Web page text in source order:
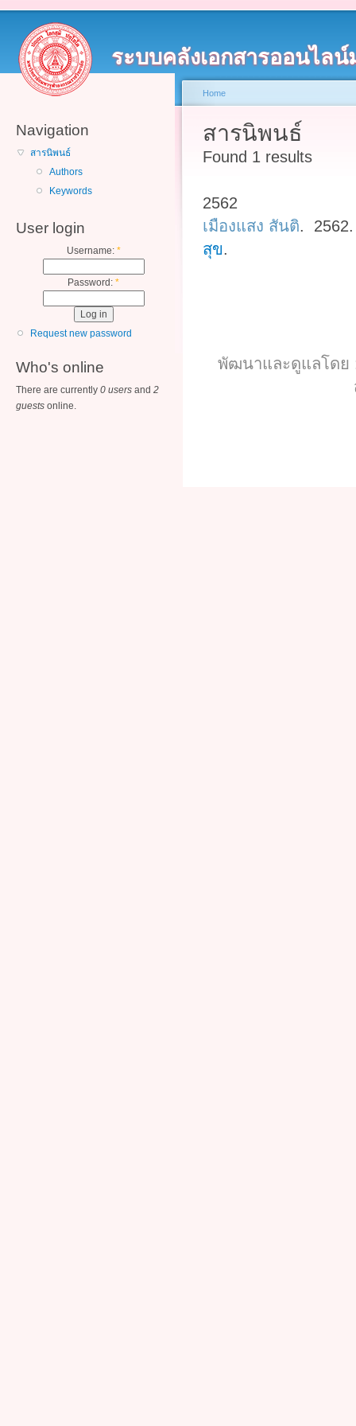
ระบบคลังเอกสารออนไล
Navigation
สารนิพนธ์
Authors
Keywords
User login
Username: *
Password: *
Request new password
Who's online
There are currently 0 users and 2
guests online.
Home
สารนิพนธ์
Found 1 results
2562
เมืองแสง สันติ.
สุข.
พัฒนาและดูแลโดย